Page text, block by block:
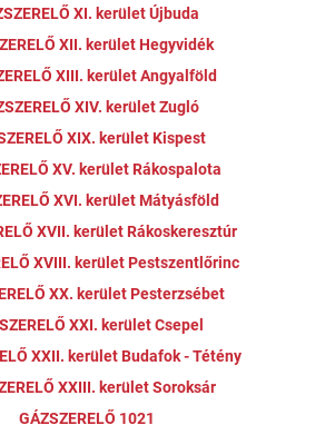
XI. kerület Újbuda
XII. kerület Hegyvidék
XIII. kerület Angyalföld
XIV. kerület Zugló
XIX. kerület Kispest
XV. kerület Rákospalota
XVI. kerület Mátyásföld
XVII. kerület Rákoskeresztúr
XVIII. kerület Pestszentlőrinc
XX. kerület Pesterzsébet
XXI. kerület Csepel
XXII. kerület Budafok - Tétény
XXIII. kerület Soroksár
GÁZSZERELŐ 1021